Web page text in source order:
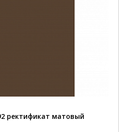
ректификат матовый